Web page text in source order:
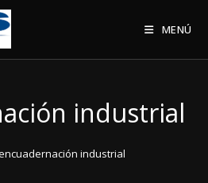
MENÚ
industrial
industrial